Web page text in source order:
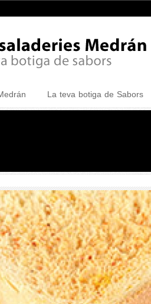
La teva botiga de Sabors